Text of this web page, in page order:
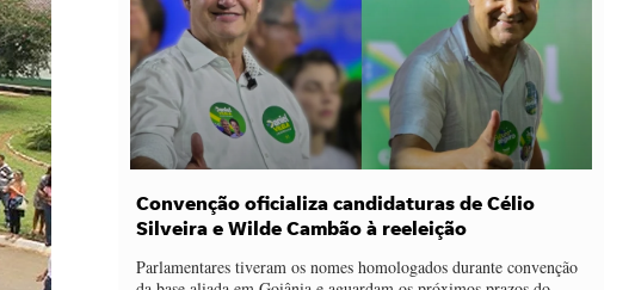
Convenção oficializa candidaturas de Célio
Silveira e Wilde Cambão à reeleição
Parlamentares tiveram os nomes homologados durante convenção